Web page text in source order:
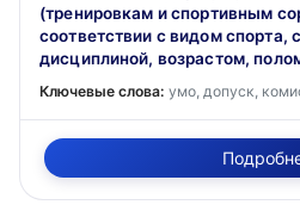
(тренировкам и спортивным
соответствии с видом спорта,
дисциплиной, возрастом,
Ключевые слова: умо, допуск,